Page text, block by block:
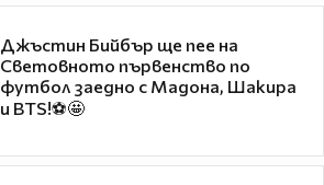
Джъстин Бийбър ще пее на
Световното първенство по
футбол заедно с Мадона, Шакира
и BTS!⚽🤩